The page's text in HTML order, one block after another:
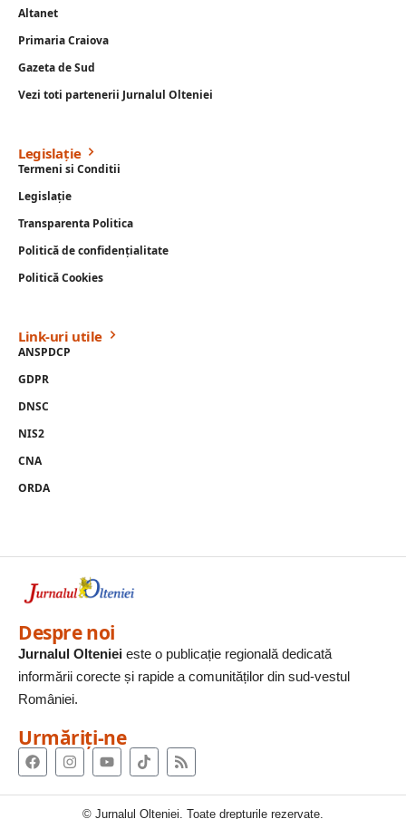
Altanet
Primaria Craiova
Gazeta de Sud
Vezi toti partenerii Jurnalul Olteniei
Legislație
Termeni si Conditii
Legislație
Transparenta Politica
Politică de confidențialitate
Politică Cookies
Link-uri utile
ANSPDCP
GDPR
DNSC
NIS2
CNA
ORDA
Despre noi
Jurnalul Olteniei este o publicație regională dedicată
informării corecte și rapide a comunităților din sud-vestul
României.
Urmăriți-ne
© Jurnalul Olteniei. Toate drepturile rezervate.